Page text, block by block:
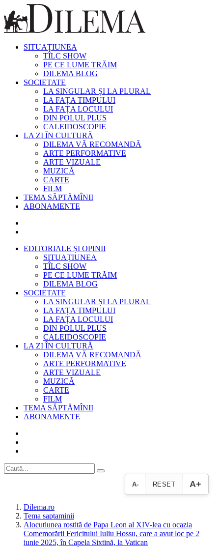
SITUAȚIUNEA
TÎLC SHOW
PE CE LUME TRĂIM
DILEMA BLOG
SOCIETATE
LA SINGULAR ȘI LA PLURAL
LA FAȚA TIMPULUI
LA FAȚA LOCULUI
DIN POLUL PLUS
CALEIDOSCOPIE
LA ZI ÎN CULTURĂ
DILEMA VĂ RECOMANDĂ
ARTE PERFORMATIVE
ARTE VIZUALE
MUZICĂ
CARTE
FILM
TEMA SĂPTĂMÎNII
ABONAMENTE
EDITORIALE ȘI OPINII
SITUAȚIUNEA
TÎLC SHOW
PE CE LUME TRĂIM
DILEMA BLOG
SOCIETATE
LA SINGULAR ȘI LA PLURAL
LA FAȚA TIMPULUI
LA FAȚA LOCULUI
DIN POLUL PLUS
CALEIDOSCOPIE
LA ZI ÎN CULTURĂ
DILEMA VĂ RECOMANDĂ
ARTE PERFORMATIVE
ARTE VIZUALE
MUZICĂ
CARTE
FILM
TEMA SĂPTĂMÎNII
ABONAMENTE
A- RESET A+
Dilema.ro
Tema saptaminii
Alocuțiunea rostită de Papa Leon al XIV-lea cu ocazia
Comemorării Fericitului Iuliu Hossu, care a avut loc pe 2
iunie 2025, în Capela Sixtină, la Vatican